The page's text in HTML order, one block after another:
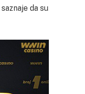
saznaje da su